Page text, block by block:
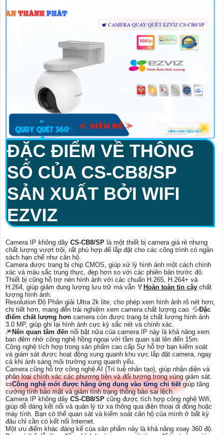
ĐẶC ĐIỂM VỀ THÔNG
SỐ CỦA CS-CB8/SP
SẢN XUẤT BỞI WIFI
EZVIZ
Camera IP không dây CS-CB8/SP là một thiết bị camera giá rẻ nhưng
chất lượng vượt trội, rất phù hợp để lắp đặt cho các công trình có ngân
sách hạn chế như căn hộ.
Camera được trang bị chip CMOS, giúp xử lý hình ảnh một cách chính
xác và màu sắc trung thực, đẹp hơn so với các phiên bản trước đó.
Thiết bị cũng hỗ trợ nén hình ảnh với các chuẩn H.265, H.264+ và
H.264, giúp giảm dung lượng lưu trữ mà vẫn ️🏅️ Hoàn toàn tin cậy chất
lượng hình ảnh.
Resolution Độ Phân giải Ultra 2k lite, cho phép xem hình ảnh rõ nét hơn,
chi tiết hơn, mang đến trải nghiệm xem camera chất lượng cao. 💦Đặc
điểm chất lượng hơn camera còn được trang bị chất lượng hình ảnh
3.0 MP, giúp ghi lại hình ảnh cực kỳ sắc nét và chính xác.
🎆Nên quan tâm đến nổi bật nữa của camera IP này là khả năng xem
ban đêm nhờ công nghệ hồng ngoại với tầm quan sát lên đến 15m.
Cộng nghệ tích hợp trong sản phẩm cao cấp Sự hỗ trợ bạn kiểm soát
và giám sát được hoạt động xung quanh khu vực lắp đặt camera, ngay
cả khi ánh sáng môi trường xung quanh yếu.
Camera cũng hỗ trợ công nghệ AI (Trí tuệ nhân tạo), giúp nhận diện và
phân loại chính xác các phương tiện và đối tượng trong vùng giám sát.
📜Công nghệ mới được hãng ứng dụng vào từng chi tiếtgiúp tăng
cường tính bảo mật và giảm tình trạng thông báo sai lệch.
Camera IP không dây CS-CB8/SP cũng được tích hợp công nghệ Wifi,
giúp dễ dàng kết nối và quản lý từ xa thông qua điện thoại di động hoặc
máy tính. Bạn có thể quan sát và kiểm soát căn hộ của mình ở bất kỳ
đâu chỉ cần có kết nối Internet.
Một ưu điểm khác đáng kể của sản phẩm này là khả năng xoay 360 độ.